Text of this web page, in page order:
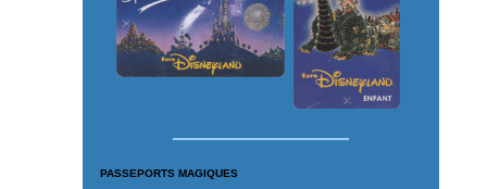
PASSEPORTS MAGIQUES